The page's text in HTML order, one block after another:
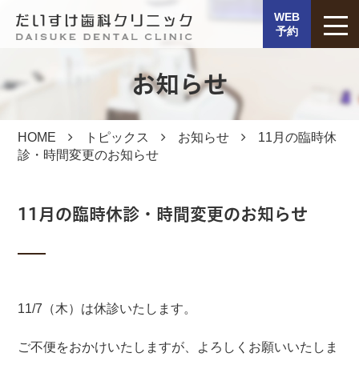
WEB
予約
お知らせ
HOME トピックス お知らせ
11月の臨時休
診・時間変更のお知らせ
11月の臨時休診・時間変更のお知らせ
11/7（木）は休診いたします。
ご不便をおかけいたしますが、よろしくお願いいたしま